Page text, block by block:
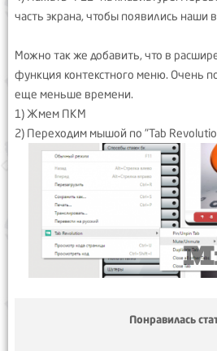
часть экрана, чтобы появились наши
Можно так же добавить, что в
функция контекстного меню. Очень
еще меньше времени.
1) Жмем ПКМ
2) Переходим мышой по "Tab
Понравилась